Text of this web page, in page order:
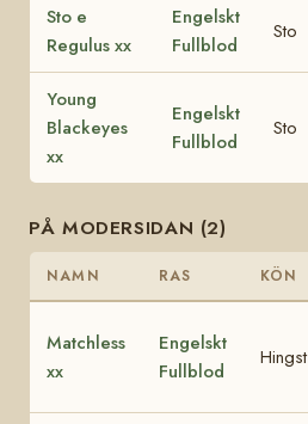
Sto e
Regulus xx
Engelskt
Fullblod
Sto
Young
Blackeyes
xx
Engelskt
Fullblod
Sto
PÅ MODERSIDAN (2)
NAMN RAS KÖN
Matchless
xx
Engelskt
Fullblod
Hingst